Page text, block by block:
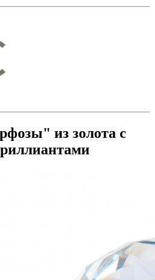
из золота с